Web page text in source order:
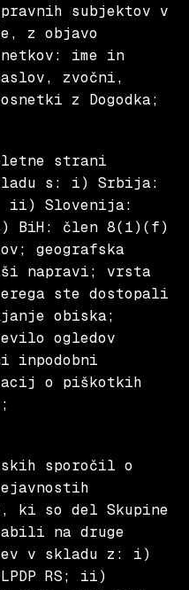
subjektov v
z objavo
ime in
zvočni,
z Dogodka;
strani
s: i) Srbija:
ii) Slovenija:
BiH: člen 8(1)(f)
geografska
napravi; vrsta
ste dostopali
obiska;
ogledov
inpodobni
o piškotkih
sporočil o
ki so del Skupine
na druge
v skladu z: i)
RS; ii)